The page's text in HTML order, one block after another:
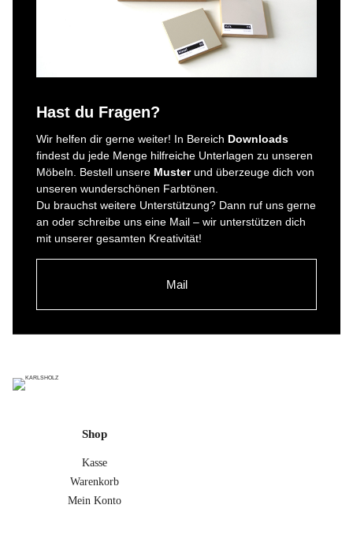
Hast du Fragen?
Wir helfen dir gerne weiter! In Bereich Downloads
findest du jede Menge hilfreiche Unterlagen zu unseren
Möbeln. Bestell unsere Musterund überzeuge dich von
unseren wunderschönen Farbtönen.
Du brauchst weitere Unterstützung? Dann ruf uns gerne
an oder schreibe uns eine Mail – wir unterstützen dich
mit unserer gesamten Kreativität!
Mail
Shop
Kasse
Warenkorb
Mein Konto